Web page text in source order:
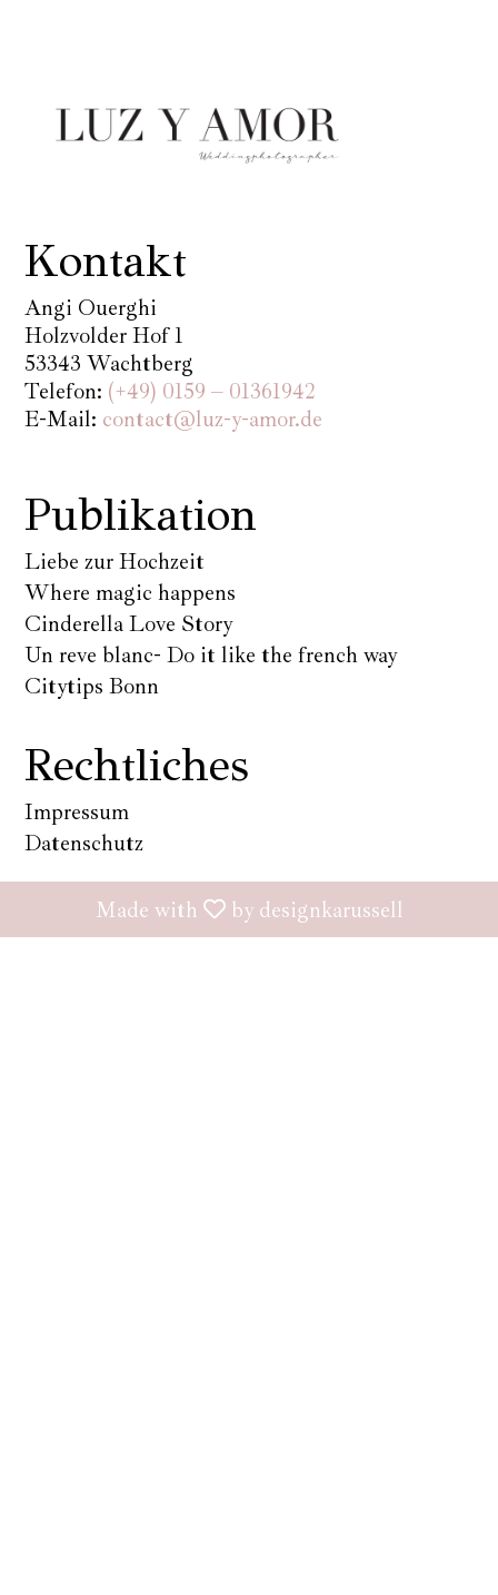
Kontakt
Angi Ouerghi
Holzvolder Hof 1
53343 Wachtberg
Telefon: (+49) 0159 – 01361942
E-Mail: contact@luz-y-amor.de
Publikation
Liebe zur Hochzeit
Where magic happens
Cinderella Love Story
Un reve blanc- Do it like the french way
Citytips Bonn
Rechtliches
Impressum
Datenschutz
Made with by designkarussell